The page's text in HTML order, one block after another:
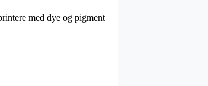
med dye og pigment